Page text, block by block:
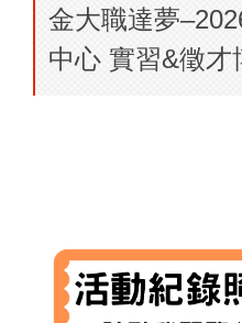
金大職達夢
中心 實習&徵才